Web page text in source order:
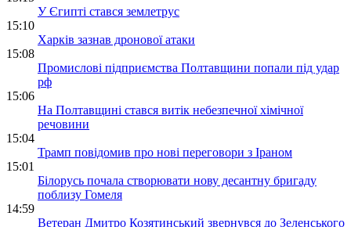
У Єгипті стався землетрус
15:10
Харків зазнав дронової атаки
15:08
Промислові підприємства Полтавщини попали під удар
рф
15:06
На Полтавщині стався витік небезпечної хімічної
речовини
15:04
Трамп повідомив про нові переговори з Іраном
15:01
Білорусь почала створювати нову десантну бригаду
поблизу Гомеля
14:59
Ветеран Дмитро Козятинський звернувся до Зеленського